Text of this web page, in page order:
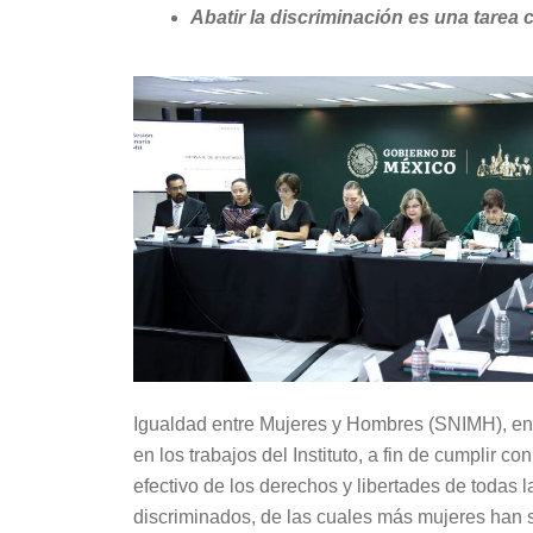
Abatir la discriminación es una tarea
Igualdad entre Mujeres y Hombres (SNIMH),
en los trabajos del Instituto, a fin de cumplir
efectivo de los derechos y libertades de todas
discriminados, de las cuales más mujeres han